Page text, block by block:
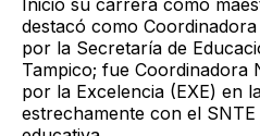
destacó como
por la Secretaría de
Tampico; fue Coordinadora
por la Excelencia (EXE) en
estrechamente con el